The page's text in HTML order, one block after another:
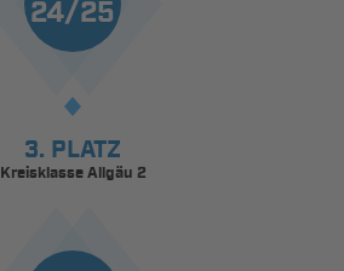
24/25
3. PLATZ
Kreisklasse Allgäu 2